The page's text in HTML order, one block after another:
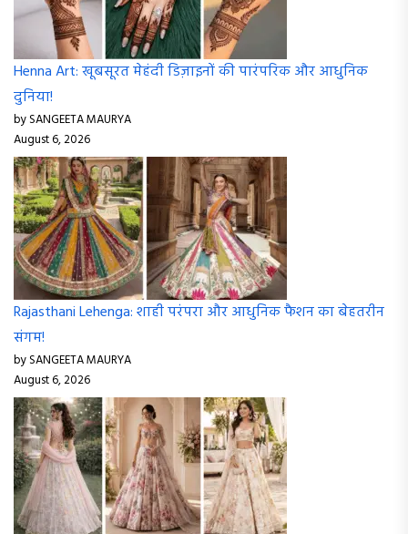
Henna Art: खूबसूरत मेहंदी डिज़ाइनों की पारंपरिक और आधुनिक
दुनिया!
by SANGEETA MAURYA
August 6, 2026
Rajasthani Lehenga: शाही परंपरा और आधुनिक फैशन का बेहतरीन
संगम!
by SANGEETA MAURYA
August 6, 2026